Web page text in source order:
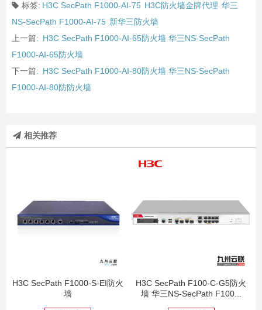
标签: H3C SecPath F1000-AI-75 H3C防火墙金牌代理 华三
NS-SecPath F1000-AI-75 新华三防火墙
上一篇: H3C SecPath F1000-AI-65防火墙 华三NS-SecPath
F1000-AI-65防火墙
下一篇: H3C SecPath F1000-AI-80防火墙 华三NS-SecPath
F1000-AI-80防防火墙
相关推荐
H3C SecPath F1000-S-EI防火
墙
H3C SecPath F100-C-G5防火
墙 华三NS-SecPath F100...